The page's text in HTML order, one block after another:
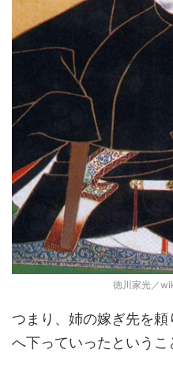
徳川家光／
つまり、姉の嫁ぎ先を
へ下っていったというこ